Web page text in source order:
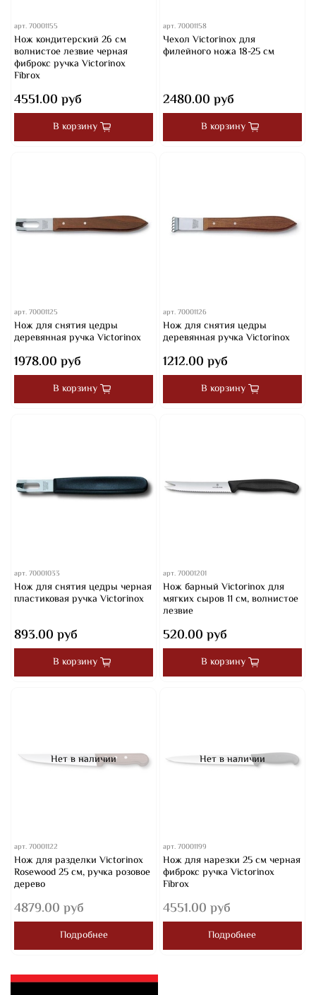
арт.70001155
Нож кондитерский 26 см
волнистое лезвие черная
фиброкс ручка Victorinox
Fibrox
4551.00 руб
В корзину
арт.70001158
Чехол Victorinox для
филейного ножа 18-25 см
2480.00 руб
В корзину
арт.70001125
Нож для снятия цедры
деревянная ручка Victorinox
1978.00 руб
В корзину
арт.70001126
Нож для снятия цедры
деревянная ручка Victorinox
1212.00 руб
В корзину
арт.70001033
Нож для снятия цедры черная
пластиковая ручка Victorinox
893.00 руб
В корзину
арт.70001201
Нож барный Victorinox для
мягких сыров 11 см, волнистое
лезвие
520.00 руб
В корзину
Нет в наличии
арт.70001122
Нож для разделки Victorinox
Rosewood 25 см, ручка розовое
дерево
4879.00 руб
Подробнее
Нет в наличии
арт.70001199
Нож для нарезки 25 см черная
фиброкс ручка Victorinox
Fibrox
4551.00 руб
Подробнее